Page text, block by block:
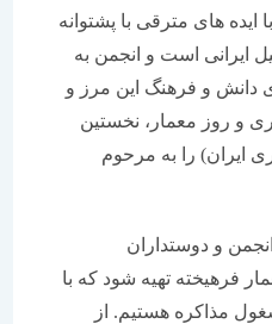
های مترقی با پشتوانه
است و انجمن به
و فرهنگ این مرز و
معمار، نخستین
را به مرحوم
دوستداران
تهیه شود که با
هستیم. از